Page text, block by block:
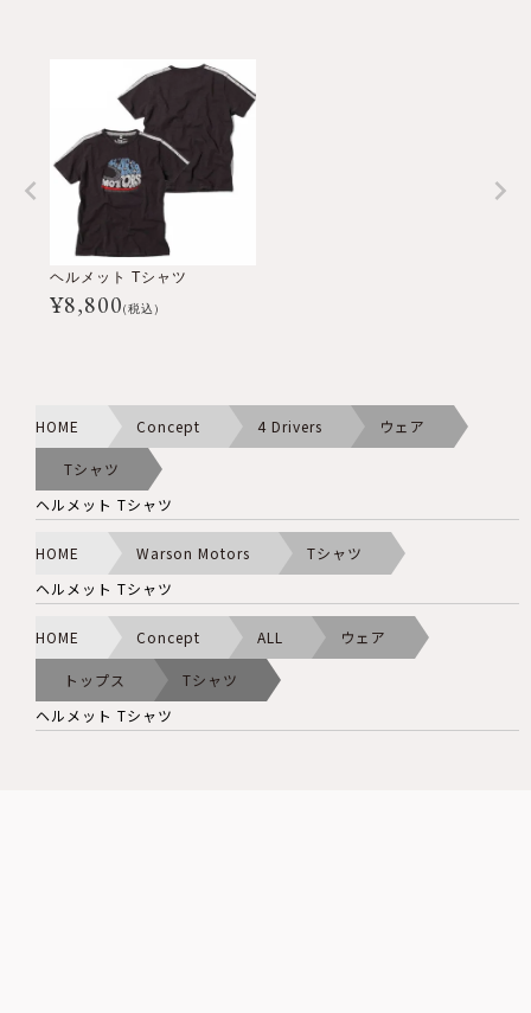
ヘルメット Tシャツ
¥8,800(税込)
HOME Concept 4 Drivers ウェア
Tシャツ
ヘルメット Tシャツ
HOME Warson Motors
Tシャツ
ヘルメット Tシャツ
HOME Concept ALL ウェア
トップス
Tシャツ
ヘルメット Tシャツ